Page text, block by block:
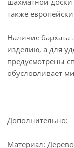
шахматной
также
Наличие бархата
изделию, а для
предусмотрены
обусловливает
Дополнительно:
Материал: